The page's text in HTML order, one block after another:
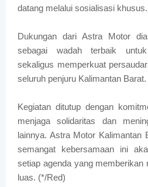
datang melalui sosialisasi khusus.
Dukungan dari Astra Motor
sebagai wadah terbaik
sekaligus memperkuat
seluruh penjuru Kalimantan Barat.
Kegiatan ditutup dengan
menjaga solidaritas dan
lainnya. Astra Motor Kalimantan
semangat kebersamaan ini
setiap agenda yang
luas. (*/Red)